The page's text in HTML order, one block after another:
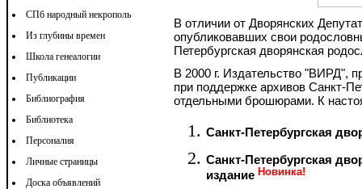
СПб народный некрополь
Из глубины времен
Школа генеалогии
Публикации
Библиография
Библиотека
Персоналия
Личные страницы
Доска объявлений
В отличии от Дворянских
опубликовавших свои
Петербургская дворянская
В 2000 г. Издательство "ВИРД",
при поддержке архивов Санкт-
отдельными брошюрами. К
Санкт-Петербургская
Санкт-Петербургская
издание Новинка!